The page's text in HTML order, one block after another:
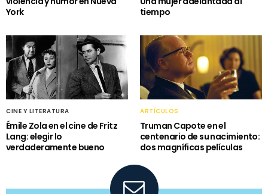
York
tiempo
CINE Y LITERATURA
Émile Zola en el cine de Fritz
Lang: elegir lo
verdaderamente bueno
ARTÍCULOS
Truman Capote en el
centenario de su nacimiento:
dos magníficas películas